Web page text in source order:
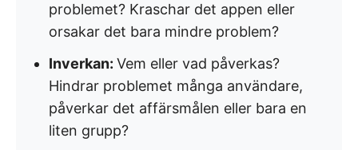
problemet? Kraschar det appen eller
orsakar det bara mindre problem?
Inverkan: Vem eller vad påverkas?
Hindrar problemet många användare,
påverkar det affärsmålen eller bara en
liten grupp?